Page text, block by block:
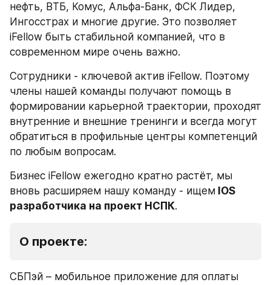
нефть, ВТБ, Комус, Альфа-Банк, ФСК Лидер,
Ингосстрах и многие другие. Это позволяет
iFellow быть стабильной компанией, что в
современном мире очень важно.
Сотрудники - ключевой актив iFellow. Поэтому
члены нашей команды получают помощь в
формировании карьерной траектории, проходят
внутренние и внешние тренинги и всегда могут
обратиться в профильные центры компетенций
по любым вопросам.
Бизнес iFellow ежегодно кратно растёт, мы
вновь расширяем нашу команду - ищем IOS
разработчика на проект НСПК.
О проекте:
СБПэй – мобильное приложение для оплаты